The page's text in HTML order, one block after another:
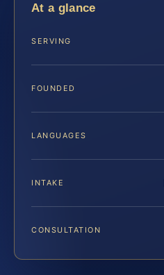
At a glance
SERVING
FOUNDED
LANGUAGES
INTAKE
CONSULTATION